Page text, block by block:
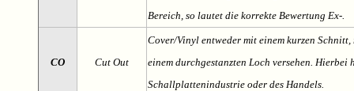
Bereich, so lautet die korrekte Bewertung Ex-.
CO Cut Out
Cover/Vinyl entweder mit einem kurzen
einem durchgestanzten Loch versehen. Hierbei
Schallplattenindustrie oder des Handels.